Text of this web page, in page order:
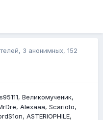
, 3 анонимных, 152
Великомученик
Alexaaa Scarioto
ASTERIOPHILE